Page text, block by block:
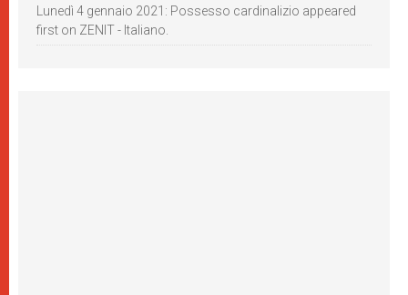
Lunedì 4 gennaio 2021: Possesso cardinalizio appeared
first on ZENIT - Italiano.